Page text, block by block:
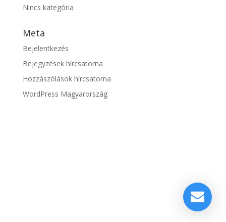
Nincs kategória
Meta
Bejelentkezés
Bejegyzések hírcsatorna
Hozzászólások hírcsatorna
WordPress Magyarország